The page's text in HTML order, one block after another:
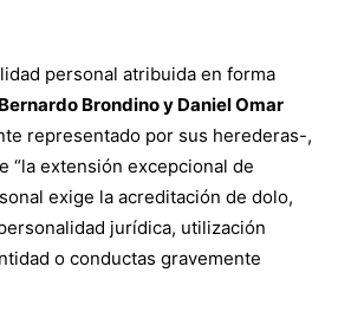
personal atribuida en forma
Brondino y Daniel Omar
representado por sus herederas-,
“la extensión excepcional de
exige la acreditación de dolo,
jurídica, utilización
o conductas gravemente